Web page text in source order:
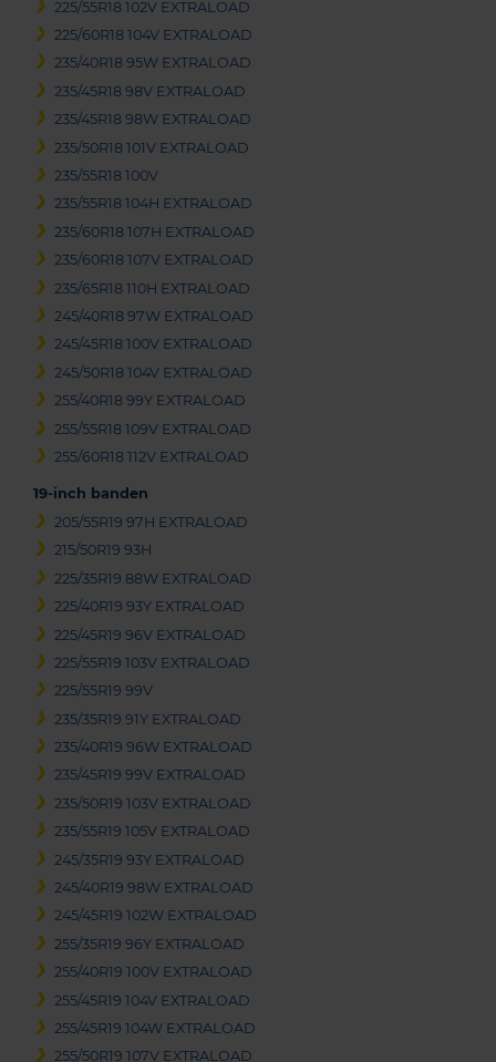
225/55R18 102V EXTRALOAD
225/60R18 104V EXTRALOAD
235/40R18 95W EXTRALOAD
235/45R18 98V EXTRALOAD
235/45R18 98W EXTRALOAD
235/50R18 101V EXTRALOAD
235/55R18 100V
235/55R18 104H EXTRALOAD
235/60R18 107H EXTRALOAD
235/60R18 107V EXTRALOAD
235/65R18 110H EXTRALOAD
245/40R18 97W EXTRALOAD
245/45R18 100V EXTRALOAD
245/50R18 104V EXTRALOAD
255/40R18 99Y EXTRALOAD
255/55R18 109V EXTRALOAD
255/60R18 112V EXTRALOAD
19-inch banden
205/55R19 97H EXTRALOAD
215/50R19 93H
225/35R19 88W EXTRALOAD
225/40R19 93Y EXTRALOAD
225/45R19 96V EXTRALOAD
225/55R19 103V EXTRALOAD
225/55R19 99V
235/35R19 91Y EXTRALOAD
235/40R19 96W EXTRALOAD
235/45R19 99V EXTRALOAD
235/50R19 103V EXTRALOAD
235/55R19 105V EXTRALOAD
245/35R19 93Y EXTRALOAD
245/40R19 98W EXTRALOAD
245/45R19 102W EXTRALOAD
255/35R19 96Y EXTRALOAD
255/40R19 100V EXTRALOAD
255/45R19 104V EXTRALOAD
255/45R19 104W EXTRALOAD
255/50R19 107V EXTRALOAD